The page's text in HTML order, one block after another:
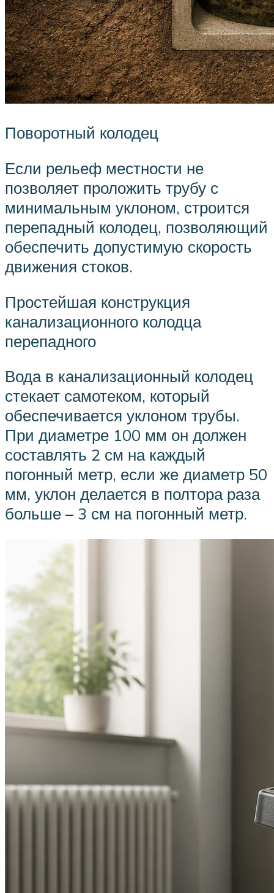
Поворотный колодец
Если рельеф местности не
позволяет проложить трубу с
минимальным уклоном, строится
перепадный колодец, позволяющий
обеспечить допустимую скорость
движения стоков.
Простейшая конструкция
канализационного колодца
перепадного
Вода в канализационный колодец
стекает самотеком, который
обеспечивается уклоном трубы.
При диаметре 100 мм он должен
составлять 2 см на каждый
погонный метр, если же диаметр 50
мм, уклон делается в полтора раза
больше – 3 см на погонный метр.